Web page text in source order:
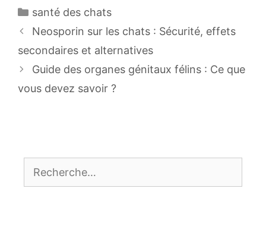
Catégories
santé des chats
Navigation
des
Neosporin sur les chats : Sécurité, effets
secondaires et alternatives
Guide des organes génitaux félins : Ce que
vous devez savoir ?